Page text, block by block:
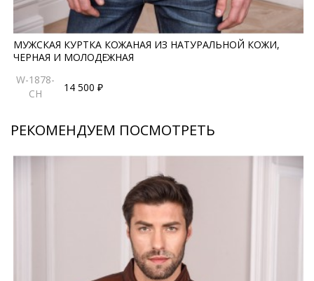
МУЖСКАЯ КУРТКА КОЖАНАЯ ИЗ НАТУРАЛЬНОЙ КОЖИ,
ЧЕРНАЯ И МОЛОДЕЖНАЯ
W-1878-
CH
14 500 ₽
РЕКОМЕНДУЕМ ПОСМОТРЕТЬ